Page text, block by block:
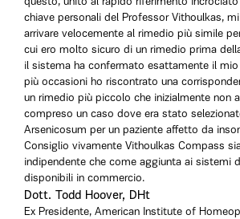
chiave personali del Professor Vithoulkas,
arrivare velocemente al rimedio più simile
cui ero molto sicuro di un rimedio prima
il sistema ha confermato esattamente il
più occasioni ho riscontrato una
un rimedio più piccolo che inizialmente non
compreso un caso dove era stato
Arsenicosum per un paziente affetto da
Consiglio vivamente Vithoulkas Compass
indipendente che come aggiunta ai sistemi
disponibili in commercio.
Dott. Todd Hoover, DHt
Ex Presidente, American Institute of